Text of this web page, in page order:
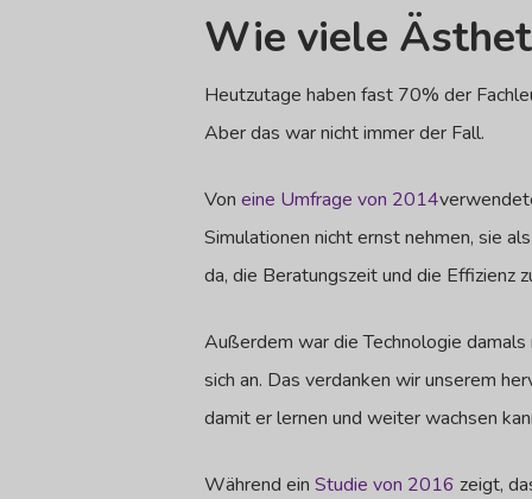
Wie viele
Heutzutage haben fast 70% der
Aber das war nicht immer der Fall.
Voneine Umfrage von 2014
Simulationen nicht ernst nehmen, sie
da, die Beratungszeit und die Effizienz
Außerdem war die Technologie
sich an. Das verdanken wir unserem
damit er lernen und weiter wachsen
Während einStudie von 2016 zeigt,